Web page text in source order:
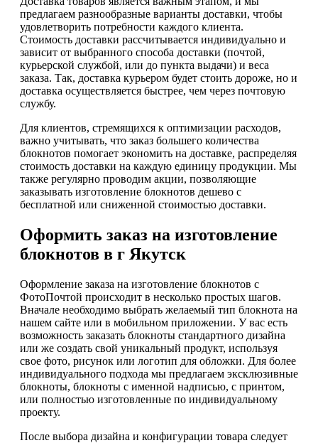
предлагаем разнообразные варианты доставки, чтобы
удовлетворить потребности каждого клиента.
Стоимость доставки рассчитывается индивидуально и
зависит от выбранного способа доставки (почтой,
курьерской службой, или до пункта выдачи) и веса
заказа. Так, доставка курьером будет стоить дороже, но и
доставка осуществляется быстрее, чем через почтовую
службу.
Для клиентов, стремящихся к оптимизации расходов,
важно учитывать, что заказ большего количества
блокнотов помогает экономить на доставке, распределяя
стоимость доставки на каждую единицу продукции. Мы
также регулярно проводим акции, позволяющие
заказывать изготовление блокнотов дешево с
бесплатной или сниженной стоимостью доставки.
Оформить заказ на изготовление
блокнотов в г Якутск
Оформление заказа на изготовление блокнотов с
ФотоПочтой происходит в несколько простых шагов.
Вначале необходимо выбрать желаемый тип блокнота на
нашем сайте или в мобильном приложении. У вас есть
возможность заказать блокноты стандартного дизайна
или же создать свой уникальный продукт, используя
свое фото, рисунок или логотип для обложки. Для более
индивидуального подхода мы предлагаем эксклюзивные
блокноты, блокноты с именной надписью, с принтом,
или полностью изготовленные по индивидуальному
проекту.
После выбора дизайна и конфигурации товара следует